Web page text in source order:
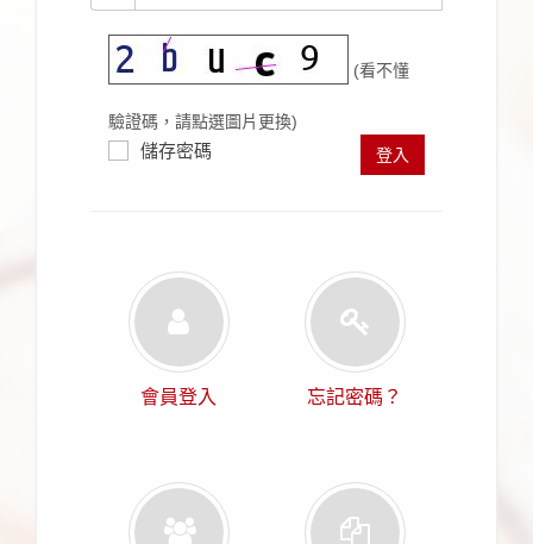
(看不懂
驗證碼，請點選圖片更換)
儲存密碼 登入
會員登入 忘記密碼？